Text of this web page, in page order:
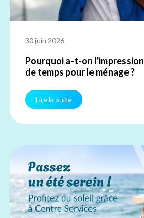
30 juin 2026
Pourquoi a-t-on
de temps pour le ménage ?
Lire la suite